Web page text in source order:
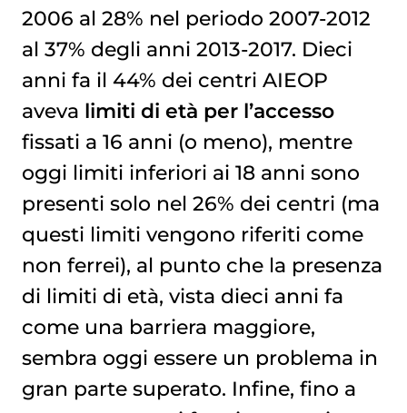
2006 al 28% nel periodo 2007-2012
al 37% degli anni 2013-2017. Dieci
anni fa il 44% dei centri AIEOP
aveva limiti di età per l’accesso
fissati a 16 anni (o meno), mentre
oggi limiti inferiori ai 18 anni sono
presenti solo nel 26% dei centri (ma
questi limiti vengono riferiti come
non ferrei), al punto che la presenza
di limiti di età, vista dieci anni fa
come una barriera maggiore,
sembra oggi essere un problema in
gran parte superato. Infine, fino a